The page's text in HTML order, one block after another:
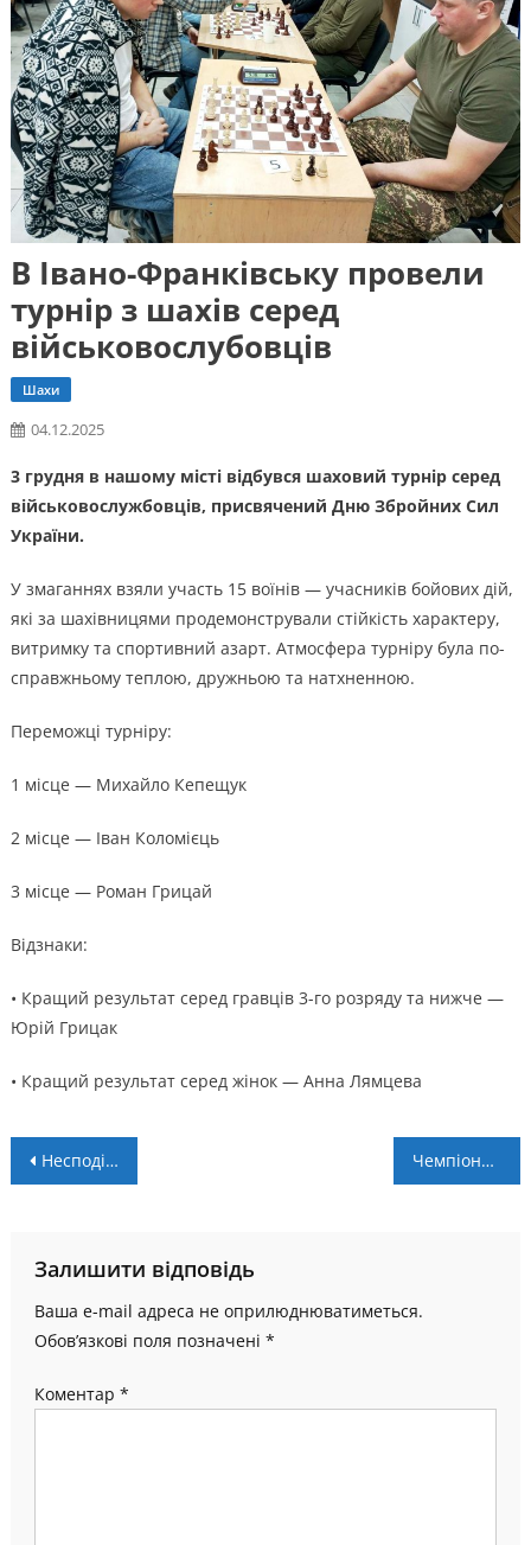
В Івано-Франківську провели
турнір з шахів серед
військовослубовців
Шахи
04.12.2025
3 грудня в нашому місті відбувся шаховий турнір серед
військовослужбовців, присвячений Дню Збройних Сил
України.
У змаганнях взяли участь 15 воїнів — учасників бойових дій,
які за шахівницями продемонстрували стійкість характеру,
витримку та спортивний азарт. Атмосфера турніру була по-
справжньому теплою, дружньою та натхненною.
Переможці турніру:
1 місце — Михайло Кепещук
2 місце — Іван Коломієць
3 місце — Роман Грицай
Відзнаки:
• Кращий результат серед гравців 3-го розряду та нижче —
Юрій Грицак
• Кращий результат серед жінок — Анна Лямцева
Навігація
Несподіваний чемпіон Норвегії, перспективи Бранна в Лізі Європи Чемпіонат області. 3 тур: перші бали “Вовків” (+ ВІДЕО)
Залишити відповідь
Ваша e-mail адреса не оприлюднюватиметься.
Обов’язкові поля позначені *
Коментар *